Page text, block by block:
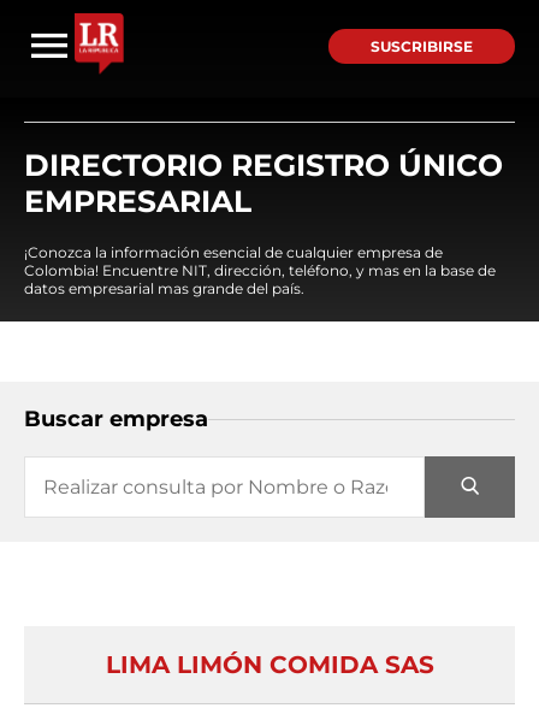
SUSCRIBIRSE
DIRECTORIO REGISTRO ÚNICO
EMPRESARIAL
¡Conozca la información esencial de cualquier empresa de
Colombia! Encuentre NIT, dirección, teléfono, y mas en la base de
datos empresarial mas grande del país.
Buscar empresa
LIMA LIMÓN COMIDA SAS